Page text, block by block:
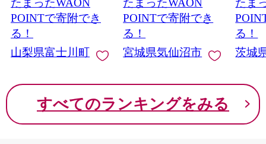
１ｋｇ以上（２〜３
房） フルーツ 山梨県
産 果物 くだもの シャ
イン マスカット ぶど
う ブドウ 葡萄 大粒 種
9000円 九千円
たまったWAON
POINTで寄附でき
る！
山梨県富士川町
冷凍 家庭用 おかず 弁
当 支援 サーモン 銀鮭
切り身 魚 わけあり
たまったWAON
POINTで寄附でき
る！
宮城県気仙沼市
な重
茨城
と納
たま
る！
茨城
すべてのランキングをみる